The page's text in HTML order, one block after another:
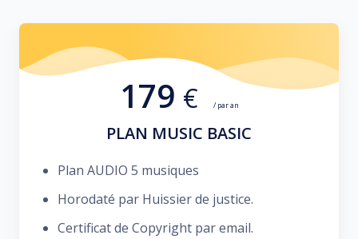
179 € / par an
PLAN MUSIC BASIC
Plan AUDIO 5 musiques
Horodaté par Huissier de justice.
Certificat de Copyright par email.